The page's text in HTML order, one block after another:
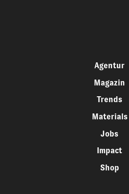
Agentur
Magazin
Trends
Materials
Jobs
Impact
Shop